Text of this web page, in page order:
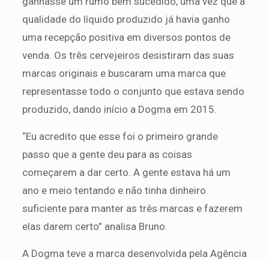
qualidade do líquido produzido já havia ganho
uma recepção positiva em diversos pontos de
venda. Os três cervejeiros desistiram das suas
marcas originais e buscaram uma marca que
representasse todo o conjunto que estava sendo
produzido, dando início a Dogma em 2015.
“Eu acredito que esse foi o primeiro grande
passo que a gente deu para as coisas
começarem a dar certo. A gente estava há um
ano e meio tentando e não tinha dinheiro
suficiente para manter as três marcas e fazerem
elas darem certo” analisa Bruno.
A Dogma teve a marca desenvolvida pela Agência